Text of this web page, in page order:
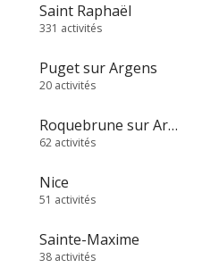
Saint Raphaël
331 activités
Puget sur Argens
20 activités
Roquebrune sur Argens
62 activités
Nice
51 activités
Sainte-Maxime
38 activités